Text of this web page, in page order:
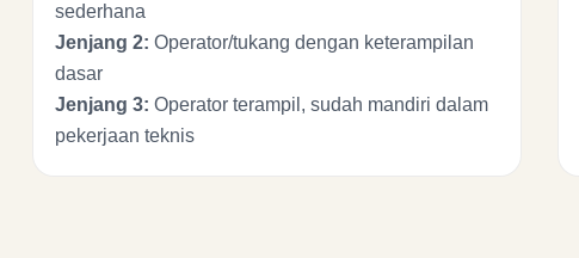
sederhana
Jenjang 2: Operator/tukang dengan keterampilan
dasar
Jenjang 3: Operator terampil, sudah mandiri dalam
pekerjaan teknis